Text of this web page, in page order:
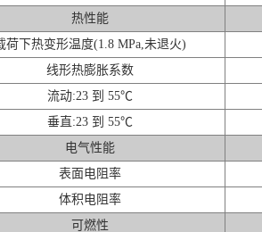
热性能
荷下热变形温度(1.8 MPa,未退火)
线形热膨胀系数
流动:23 到 55℃
垂直:23 到 55℃
电气性能
表面电阻率
体积电阻率
可燃性